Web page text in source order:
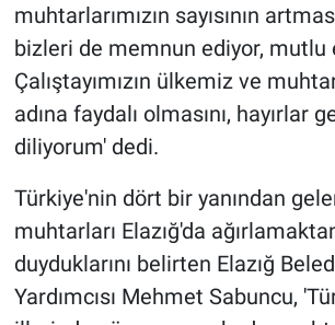
muhtarlarımızın sayısının
bizleri de memnun ediyor, mutlu
Çalıştayımızın ülkemiz ve
adına faydalı olmasını, hayırlar
diliyorum' dedi.
Türkiye'nin dört bir yanından
muhtarları Elazığ'da
duyduklarını belirten Elazığ
Yardımcısı Mehmet Sabuncu,